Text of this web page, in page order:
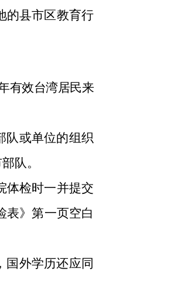
的县市区教育行
有效台湾居民来
队或单位的组织
队。
体检时一并提交
表》第一页空白
国外学历还应同